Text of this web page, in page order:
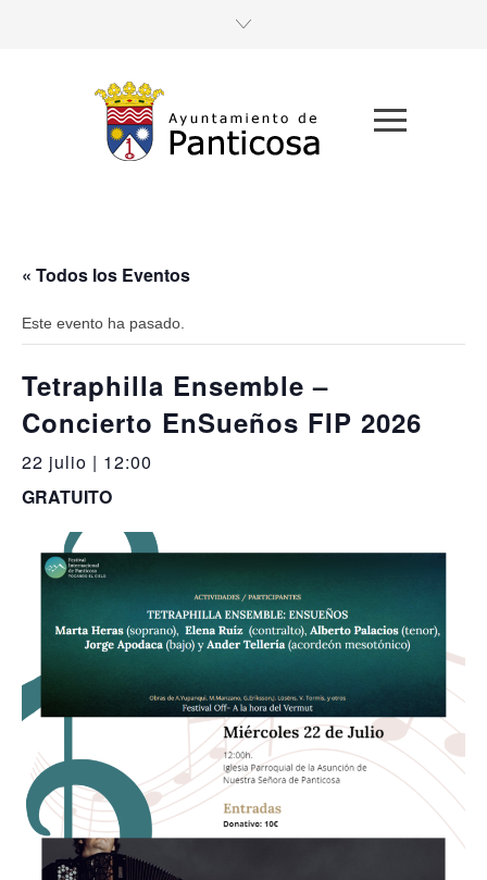
« Todos los Eventos
Este evento ha pasado.
Tetraphilla Ensemble –
Concierto EnSueños FIP 2026
22 julio | 12:00
GRATUITO